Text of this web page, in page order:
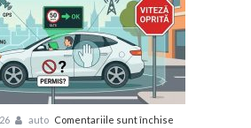
auto Comentariile sunt închise